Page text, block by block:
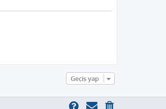
Geçiş yap